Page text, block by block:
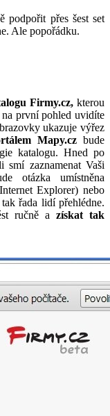
podpořit přes šest set
Ale popořádku.
Firmy.cz, kterou
na první pohled uvidíte
ukazuje výřez
Mapy.czbude
katalogu. Hned po
smí zaznamenat Vaši
otázka umístněna
Explorer) nebo
řada lidí přehlédne.
ručně a získat tak